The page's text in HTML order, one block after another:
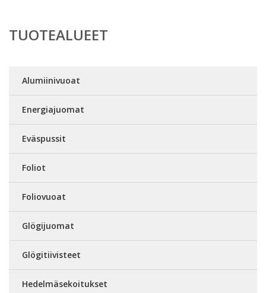
TUOTEALUEET
Alumiinivuoat
Energiajuomat
Eväspussit
Foliot
Foliovuoat
Glögijuomat
Glögitiivisteet
Hedelmäsekoitukset